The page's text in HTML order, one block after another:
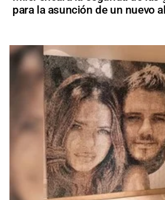
para la asunción de un nuevo